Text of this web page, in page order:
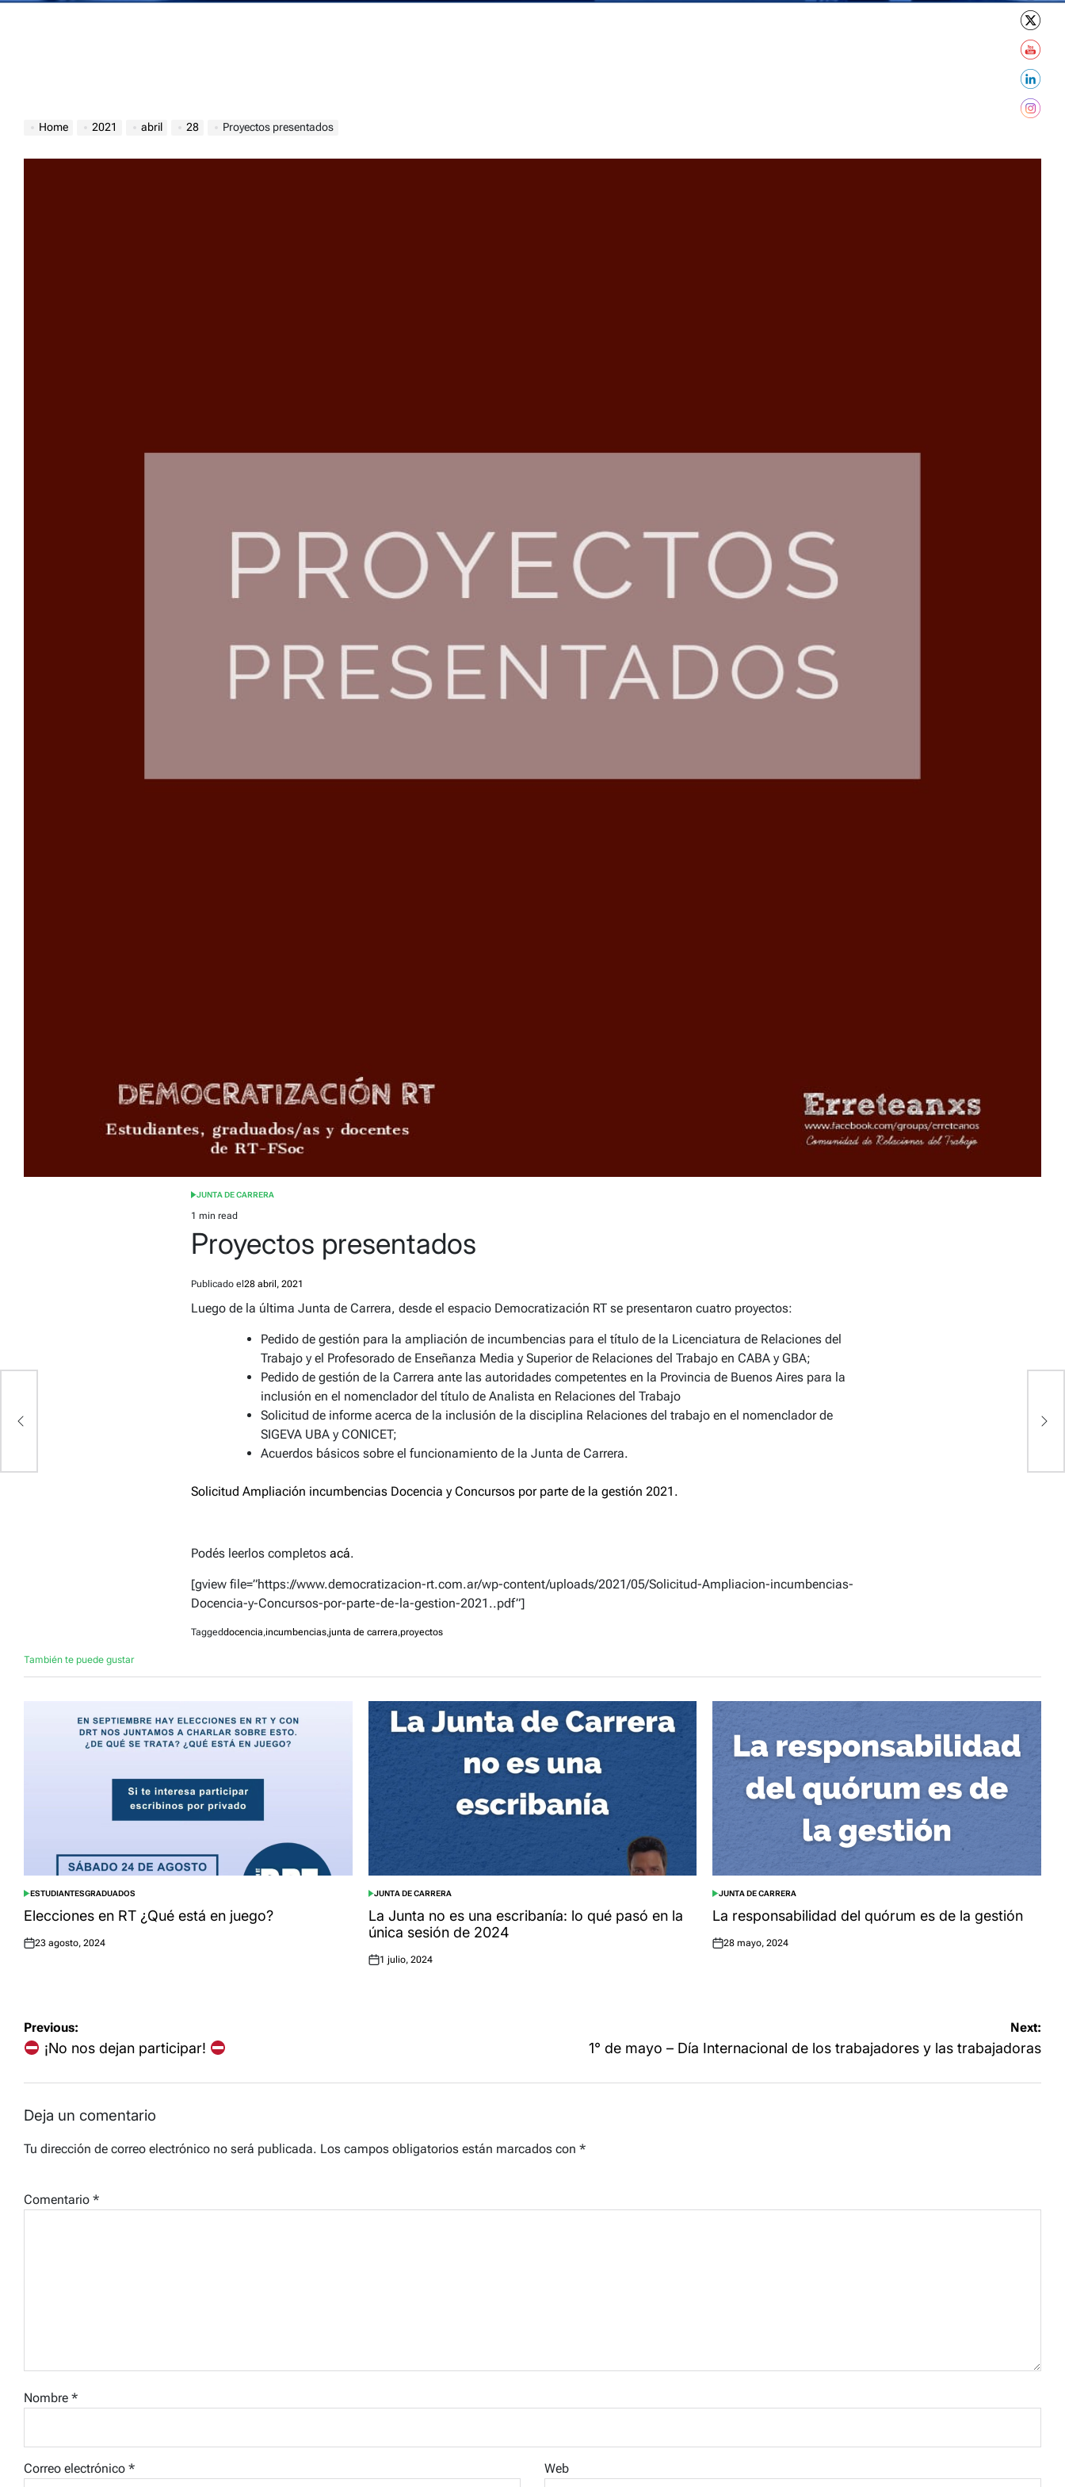
Home 2021 abril 28 Proyectos presentados
POSTED
IN
JUNTA DE CARRERA
Estimated
read
1 min read
Proyectos presentados
Publicado el 28 abril, 2021
Luego de la última Junta de Carrera, desde el espacio Democratización RT se presentaron cuatro proyectos:
Pedido de gestión para la ampliación de incumbencias para el título de la Licenciatura de Relaciones del
Trabajo y el Profesorado de Enseñanza Media y Superior de Relaciones del Trabajo en CABA y GBA;
Pedido de gestión de la Carrera ante las autoridades competentes en la Provincia de Buenos Aires para la
inclusión en el nomenclador del título de Analista en Relaciones del Trabajo
Solicitud de informe acerca de la inclusión de la disciplina Relaciones del trabajo en el nomenclador de
SIGEVA UBA y CONICET;
Acuerdos básicos sobre el funcionamiento de la Junta de Carrera.
Solicitud Ampliación incumbencias Docencia y Concursos por parte de la gestión 2021.
Podés leerlos completos acá.
[gview file=”https://www.democratizacion-rt.com.ar/wp-content/uploads/2021/05/Solicitud-Ampliacion-incumbencias-
Docencia-y-Concursos-por-parte-de-la-gestion-2021..pdf”]
Taggeddocencia,incumbencias,junta de carrera,proyectos
También te puede gustar
POSTED
IN
ESTUDIANTESGRADUADOS
Elecciones en RT ¿Qué está en juego?
Posted
23 agosto, 2024
POSTED
IN
JUNTA DE CARRERA
La Junta no es una escribanía: lo qué pasó en la
única sesión de 2024
Posted
1 julio, 2024
POSTED
IN
JUNTA DE CARRERA
La responsabilidad del quórum es de la gestión
Posted
28 mayo, 2024
Navegación
de
Previous:
¡No nos dejan participar!
Next:
1° de mayo – Día Internacional de los trabajadores y las trabajadoras
Deja un comentario
Tu dirección de correo electrónico no será publicada. Los campos obligatorios están marcados con *
Comentario *
Nombre *
Correo electrónico * Web